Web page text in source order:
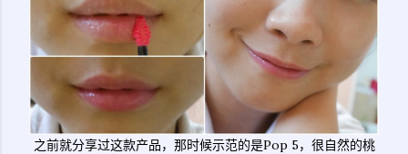
之前就分享过这款产品，那时候示范的是Pop 5，很自然的桃